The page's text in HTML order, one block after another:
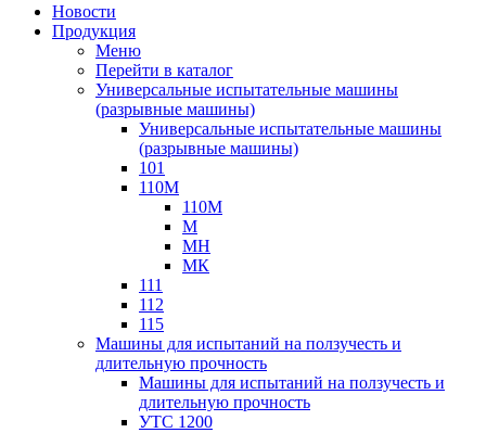
Новости
Продукция
Меню
Перейти в каталог
Универсальные испытательные машины
(разрывные машины)
Универсальные испытательные машины
(разрывные машины)
101
110М
110М
М
МН
МК
111
112
115
Машины для испытаний на ползучесть и
длительную прочность
Машины для испытаний на ползучесть и
длительную прочность
УТС 1200